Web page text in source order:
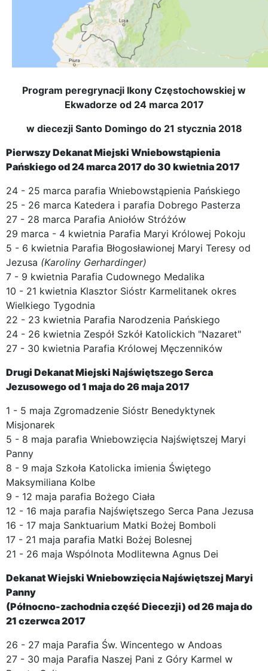
Program peregrynacji Ikony Częstochowskiej w
Ekwadorze od 24 marca 2017
w diecezji Santo Domingo do 21 stycznia 2018
Pierwszy Dekanat Miejski Wniebowstąpienia
Pańskiego od 24 marca 2017 do 30 kwietnia 2017
24 - 25 marca parafia Wniebowstąpienia Pańskiego
25 - 26 marca Katedera i parafia Dobrego Pasterza
27 - 28 marca Parafia Aniołów Stróżów
29 marca - 4 kwietnia Parafia Maryi Królowej Pokoju
5 - 6 kwietnia Parafia Błogosławionej Maryi Teresy od
Jezusa (Karoliny Gerhardinger)
7 - 9 kwietnia Parafia Cudownego Medalika
10 - 21 kwietnia Klasztor Sióstr Karmelitanek okres
Wielkiego Tygodnia
22 - 23 kwietnia Parafia Narodzenia Pańskiego
24 - 26 kwietnia Zespół Szkół Katolickich "Nazaret"
27 - 30 kwietnia Parafia Królowej Męczenników
Drugi Dekanat Miejski Najświętszego Serca
Jezusowego od 1 maja do 26 maja 2017
1 - 5 maja Zgromadzenie Sióstr Benedyktynek
Misjonarek
5 - 8 maja parafia Wniebowzięcia Najświętszej Maryi
Panny
8 - 9 maja Szkoła Katolicka imienia Świętego
Maksymiliana Kolbe
9 - 12 maja parafia Bożego Ciała
12 - 16 maja parafia Najświętszego Serca Pana Jezusa
16 - 17 maja Sanktuarium Matki Bożej Bomboli
17 - 21 maja parafia Matki Bożej Bolesnej
21 - 26 maja Wspólnota Modlitewna Agnus Dei
Dekanat Wiejski Wniebowzięcia Najświętszej Maryi
Panny
(Północno-zachodnia część Diecezji) od 26 maja do
21 czerwca 2017
26 - 27 maja Parafia Św. Wincentego w Andoas
27 - 30 maja Parafia Naszej Pani z Góry Karmel w